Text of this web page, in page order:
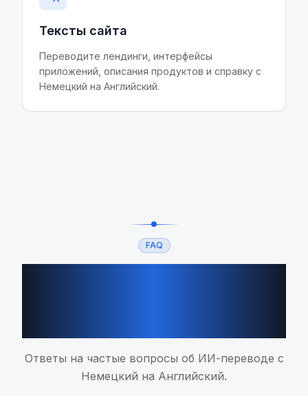
Тексты сайта
Переводите лендинги, интерфейсы
приложений, описания продуктов и справку с
Немецкий на Английский.
FAQ
Ответы на частые вопросы об ИИ-переводе с
Немецкий на Английский.